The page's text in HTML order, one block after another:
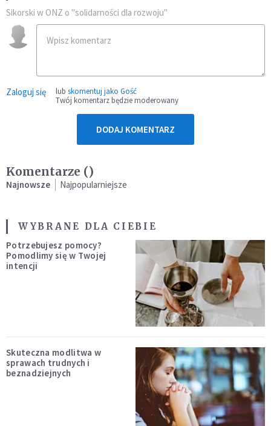
Sikorski w ONZ o "solidarności dla rozwoju"
Zaloguj się lub skomentuj jako Gość
Twój komentarz będzie moderowany
DODAJ KOMENTARZ
Komentarze ()
Najnowsze Najpopularniejsze
WYBRANE DLA CIEBIE
Potrzebujesz pomocy?
Pomodlimy się w Twojej
intencji
Skuteczna modlitwa w
sprawach trudnych i
beznadziejnych